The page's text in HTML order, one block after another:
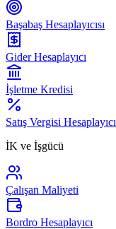
Başabaş Hesaplayıcısı
Gider Hesaplayıcı
İşletme Kredisi
Satış Vergisi Hesaplayıcı
İK ve İşgücü
Çalışan Maliyeti
Bordro Hesaplayıcı